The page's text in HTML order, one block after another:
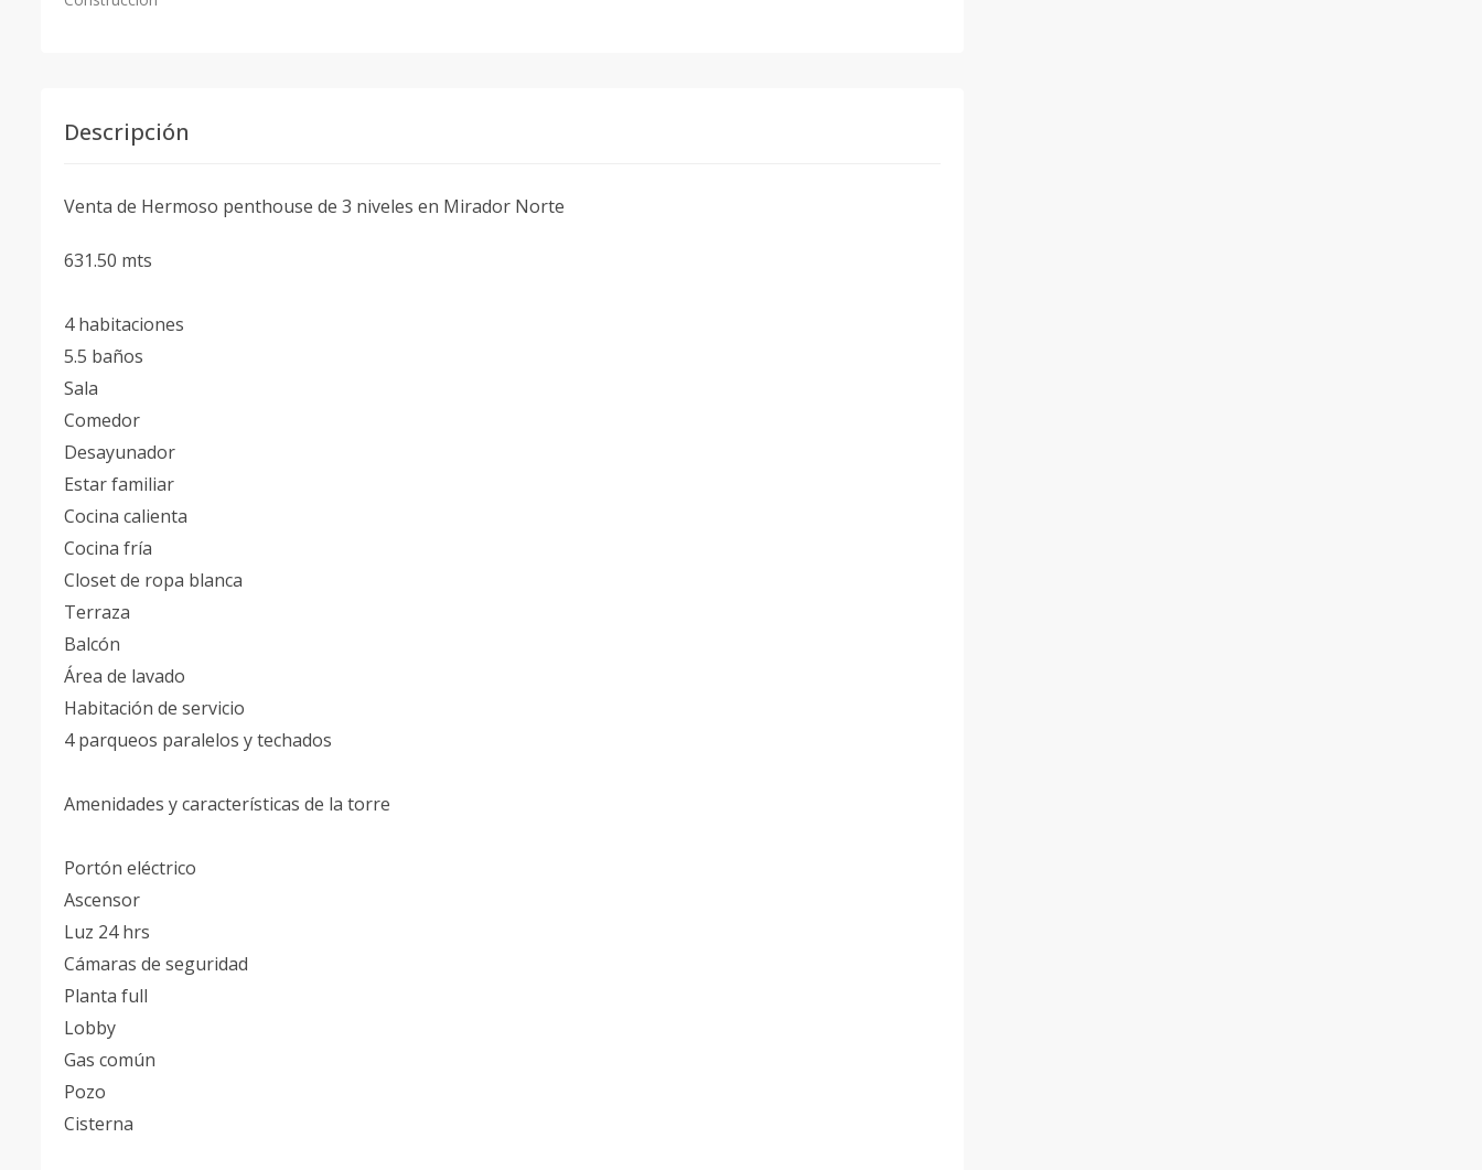
Descripción
Venta de Hermoso penthouse de 3 niveles en Mirador Norte
631.50 mts
4 habitaciones
5.5 baños
Sala
Comedor
Desayunador
Estar familiar
Cocina calienta
Cocina fría
Closet de ropa blanca
Terraza
Balcón
Área de lavado
Habitación de servicio
4 parqueos paralelos y techados
Amenidades y características de la torre
Portón eléctrico
Ascensor
Luz 24 hrs
Cámaras de seguridad
Planta full
Lobby
Gas común
Pozo
Cisterna